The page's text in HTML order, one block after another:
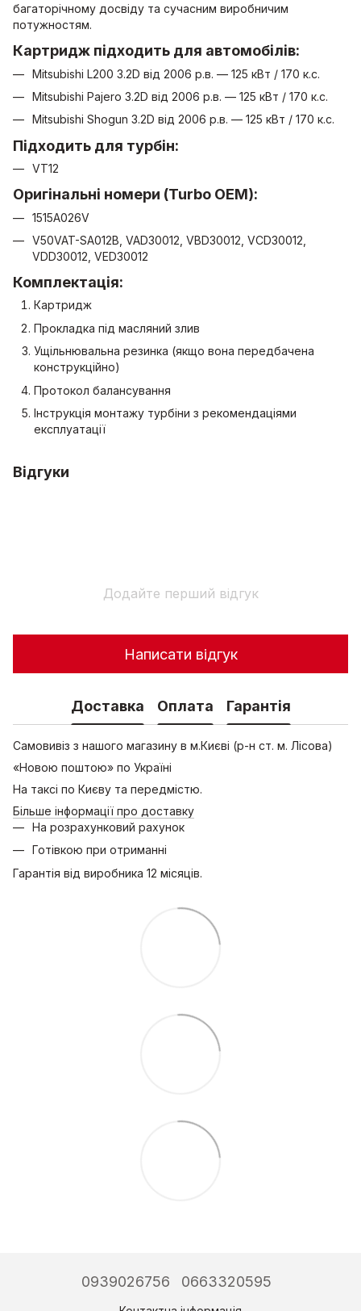
багаторічному досвіду та сучасним виробничим
потужностям.
Картридж підходить для автомобілів:
Mitsubishi L200 3.2D від 2006 р.в. — 125 кВт / 170 к.с.
Mitsubishi Pajero 3.2D від 2006 р.в. — 125 кВт / 170 к.с.
Mitsubishi Shogun 3.2D від 2006 р.в. — 125 кВт / 170 к.с.
Підходить для турбін:
VT12
Оригінальні номери (Turbo OEM):
1515A026V
V50VAT-SA012B, VAD30012, VBD30012, VCD30012,
VDD30012, VED30012
Комплектація:
Картридж
Прокладка під масляний злив
Ущільнювальна резинка (якщо вона передбачена
конструкційно)
Протокол балансування
Інструкція монтажу турбіни з рекомендаціями
експлуатації
Відгуки
Додайте перший відгук
Написати відгук
Доставка Оплата Гарантія
Самовивіз з нашого магазину в м.Києві (р-н ст. м. Лісова)
«Новою поштою» по Україні
На таксі по Києву та передмістю.
Більше інформації про доставку
На розрахунковий рахунок
Готівкою при отриманні
Гарантія від виробника 12 місяців.
0939026756 0663320595